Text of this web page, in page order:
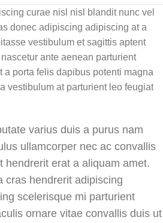
curae nisl nisl blandit nunc vel
donec adipiscing adipiscing at a
vestibulum et sagittis aptent
ante aenean parturient
a porta felis dapibus potenti magna
vestibulum at parturient leo feugiat
varius duis a purus nam
ullamcorper nec ac convallis
hendrerit erat a aliquam amet.
cras hendrerit adipiscing
scelerisque mi parturient
ornare vitae convallis duis ut